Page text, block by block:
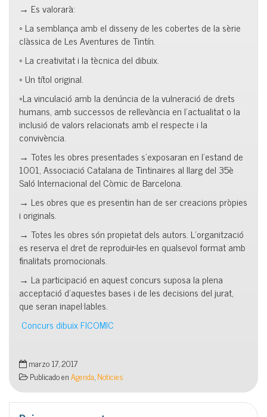
→ Es valorarà:
◦ La semblança amb el disseny de les cobertes de la sèrie
clàssica de Les Aventures de Tintín.
◦ La creativitat i la tècnica del dibuix.
◦ Un títol original.
◦La vinculació amb la denúncia de la vulneració de drets
humans, amb successos de rellevància en l’actualitat o la
inclusió de valors relacionats amb el respecte i la
convivència.
→ Totes les obres presentades s’exposaran en l’estand de
1001, Associació Catalana de Tintinaires al llarg del 35è
Saló Internacional del Còmic de Barcelona.
→ Les obres que es presentin han de ser creacions pròpies
i originals.
→ Totes les obres són propietat dels autors. L’organització
es reserva el dret de reproduir-les en qualsevol format amb
finalitats promocionals.
→ La participació en aquest concurs suposa la plena
acceptació d’aquestes bases i de les decisions del jurat,
que seran inapel·lables.
Concurs dibuix FICOMIC
marzo 17, 2017
Publicado enAgenda,Noticies